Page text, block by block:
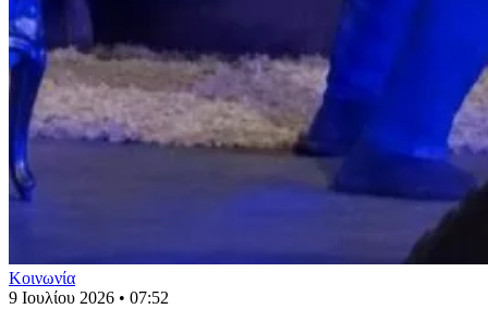
Κοινωνία
9 Ιουλίου 2026 • 07:52